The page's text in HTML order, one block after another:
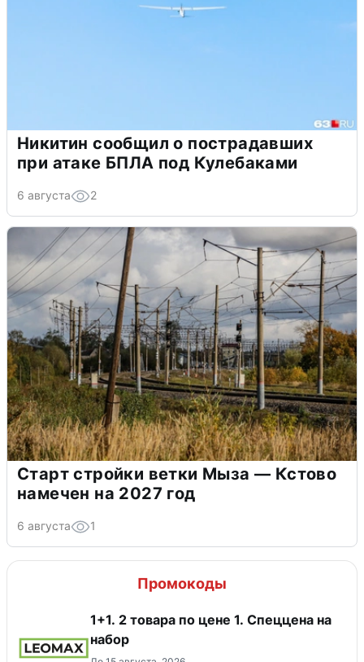
Никитин сообщил о пострадавших
при атаке БПЛА под Кулебаками
6 августа 2
Старт стройки ветки Мыза — Кстово
намечен на 2027 год
6 августа 1
Промокоды
1+1. 2 товара по цене 1. Спеццена на
набор